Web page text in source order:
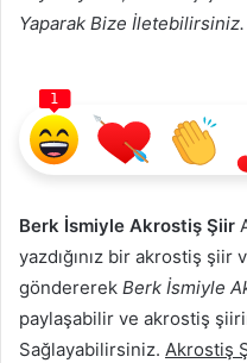
Yaparak Bize
1
Berk İsmiyle Akrostiş Şiir
yazdığınız bir akrostiş şiir
göndererek Berk İsmiyle
paylaşabilir ve akrostiş
Sağlayabilirsiniz. Akrostiş